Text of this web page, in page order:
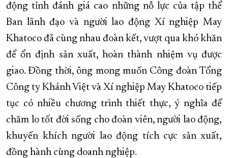
động tỉnh đánh giá cao những nỗ lực của tập thể
Ban lãnh đạo và người lao động Xí nghiệp May
Khatoco đã cùng nhau đoàn kết, vượt qua khó khăn
để ổn định sản xuất, hoàn thành nhiệm vụ được
giao. Đồng thời, ông mong muốn Công đoàn Tổng
Công ty Khánh Việt và Xí nghiệp May Khatoco tiếp
tục có nhiều chương trình thiết thực, ý nghĩa để
chăm lo tốt đời sống cho đoàn viên, người lao động,
khuyến khích người lao động tích cực sản xuất,
đồng hành cùng doanh nghiệp.